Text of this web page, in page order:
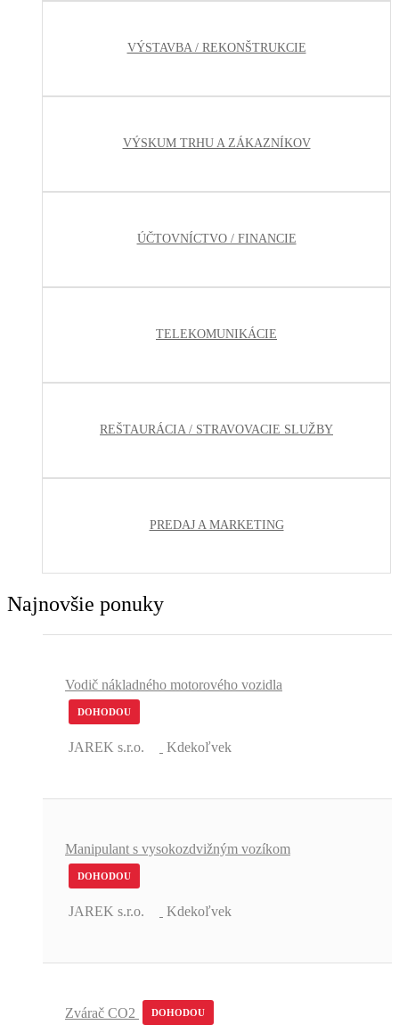
VÝSTAVBA / REKONŠTRUKCIE
VÝSKUM TRHU A ZÁKAZNÍKOV
ÚČTOVNÍCTVO / FINANCIE
TELEKOMUNIKÁCIE
REŠTAURÁCIA / STRAVOVACIE SLUŽBY
PREDAJ A MARKETING
Najnovšie ponuky
Vodič nákladného motorového vozidla
DOHODOU
JAREK s.r.o. Kdekoľvek
Manipulant s vysokozdvižným vozíkom
DOHODOU
JAREK s.r.o. Kdekoľvek
Zvárač CO2 DOHODOU